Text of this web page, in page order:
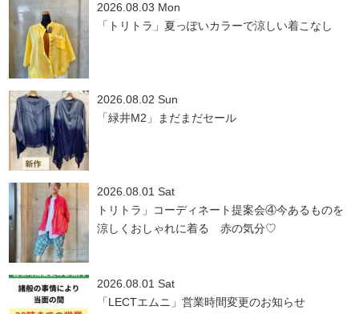
2026.08.03 Mon
「トリトラ」夏っぽいカラーで涼しい着こなし
2026.08.02 Sun
「緑井M2」まだまだセール
2026.08.01 Sat
トリトラ」コーディネート提案会④今あるものを
涼しくおしゃれに着る 赤の気分♡
2026.08.01 Sat
「LECTエムニ」営業時間変更のお知らせ